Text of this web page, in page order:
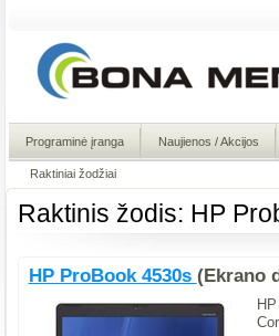
Programinė įranga Naujienos / Akcijos
Raktiniai žodžiai
Raktinis žodis: HP
HP ProBook 4530s (Ekrano